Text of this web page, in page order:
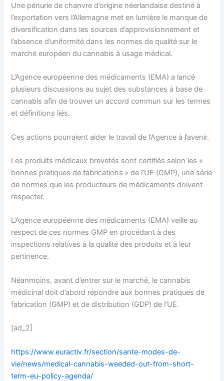
Une pénurie de chanvre d’origine néerlandaise destiné à
l’exportation vers l’Allemagne met en lumière le manque de
diversification dans les sources d’approvisionnement et
l’absence d’uniformité dans les normes de qualité sur le
marché européen du cannabis à usage médical.
L’Agence européenne des médicaments (EMA) a lancé
plusieurs discussions au sujet des substances à base de
cannabis afin de trouver un accord commun sur les termes
et définitions liés.
Ces actions pourraient aider le travail de l’Agence à l’avenir.
Les produits médicaux brevetés sont certifiés selon les «
bonnes pratiques de fabrications » de l’UE (GMP), une série
de normes que les producteurs de médicaments doivent
respecter.
L’Agence européenne des médicaments (EMA) veille au
respect de ces normes GMP en procédant à des
inspections relatives à la qualité des produits et à leur
pertinence.
Néanmoins, avant d’entrer sur le marché, le cannabis
médicinal doit d’abord répondre aux bonnes pratiques de
fabrication (GMP) et de distribution (GDP) de l’UE.
[ad_2]
https://www.euractiv.fr/section/sante-modes-de-
vie/news/medical-cannabis-weeded-out-from-short-
term-eu-policy-agenda/